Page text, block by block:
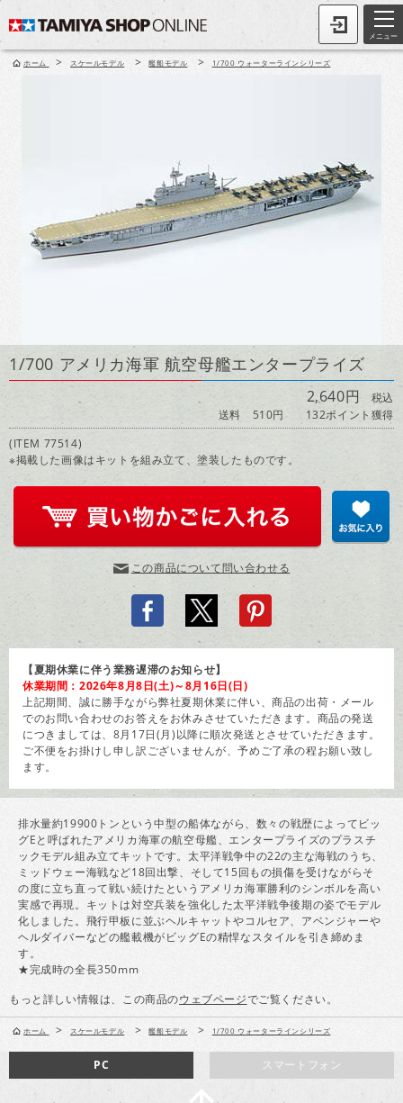
メニュー
ホーム > スケールモデル > 艦船モデル > 1/700 ウォーターラインシリーズ
1/700 アメリカ海軍 航空母艦エンタープライズ
2,640円 税込
送料 510円
132ポイント獲得
(ITEM 77514)
※掲載した画像はキットを組み立て、塗装したものです。
この商品について問い合わせる
【夏期休業に伴う業務遅滞のお知らせ】
休業期間：2026年8月8日(土)～8月16日(日)
上記期間、誠に勝手ながら弊社夏期休業に伴い、商品の出荷・メール
でのお問い合わせのお答えをお休みさせていただきます。商品の発送
につきましては、8月17日(月)以降に順次発送とさせていただきます。
ご不便をお掛けし申し訳ございませんが、予めご了承の程お願い致し
ます。
排水量約19900トンという中型の船体ながら、数々の戦歴によってビッ
グEと呼ばれたアメリカ海軍の航空母艦、エンタープライズのプラスチ
ックモデル組み立てキットです。太平洋戦争中の22の主な海戦のうち、
ミッドウェー海戦など18回出撃、そして15回もの損傷を受けながらそ
の度に立ち直って戦い続けたというアメリカ海軍勝利のシンボルを高い
実感で再現。キットは対空兵装を強化した太平洋戦争後期の姿でモデル
化しました。飛行甲板に並ぶヘルキャットやコルセア、アベンジャーや
ヘルダイバーなどの艦載機がビッグEの精悍なスタイルを引き締めま
す。
★完成時の全長350mm
もっと詳しい情報は、この商品のウェブページでご覧ください。
ホーム > スケールモデル > 艦船モデル > 1/700 ウォーターラインシリーズ
スマートフォン
PC